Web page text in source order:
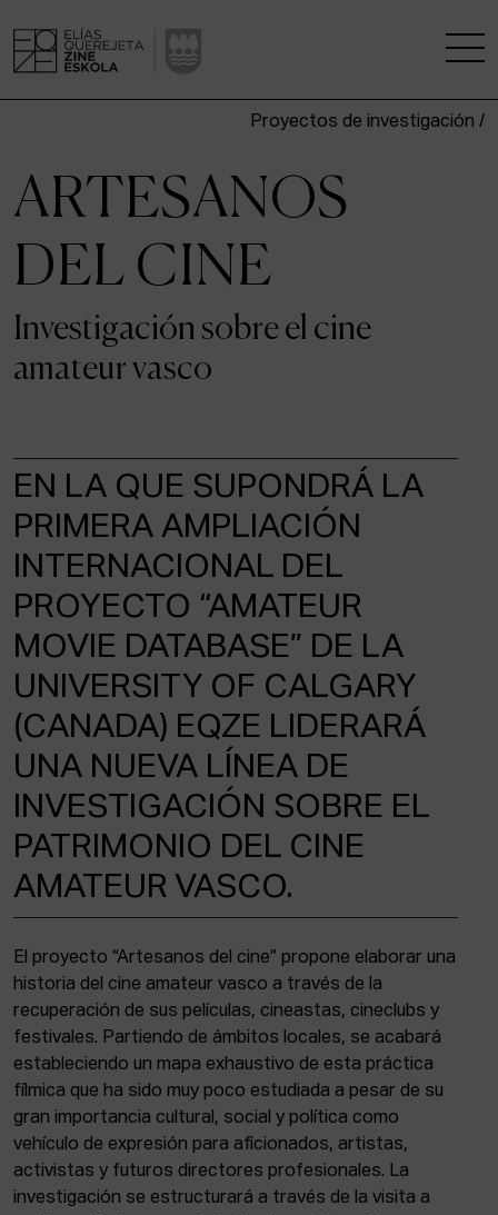
CENTRO DE INVESTIGACIÓN
ESTUDIOS
KINOFABRIKA
COMUNIDAD
ACTUALIDAD
Admisión
Intranet
Proyectos de investigación /
ARTESANOS
DEL CINE
Investigación sobre el cine
amateur vasco
EN LA QUE SUPONDRÁ LA
PRIMERA AMPLIACIÓN
INTERNACIONAL DEL
PROYECTO “AMATEUR
MOVIE DATABASE” DE LA
UNIVERSITY OF CALGARY
(CANADA) EQZE LIDERARÁ
UNA NUEVA LÍNEA DE
INVESTIGACIÓN SOBRE EL
PATRIMONIO DEL CINE
AMATEUR VASCO.
El proyecto “Artesanos del cine” propone elaborar una
historia del cine amateur vasco a través de la
recuperación de sus películas, cineastas, cineclubs y
festivales. Partiendo de ámbitos locales, se acabará
estableciendo un mapa exhaustivo de esta práctica
fílmica que ha sido muy poco estudiada a pesar de su
gran importancia cultural, social y política como
vehículo de expresión para aficionados, artistas,
activistas y futuros directores profesionales. La
investigación se estructurará a través de la visita a